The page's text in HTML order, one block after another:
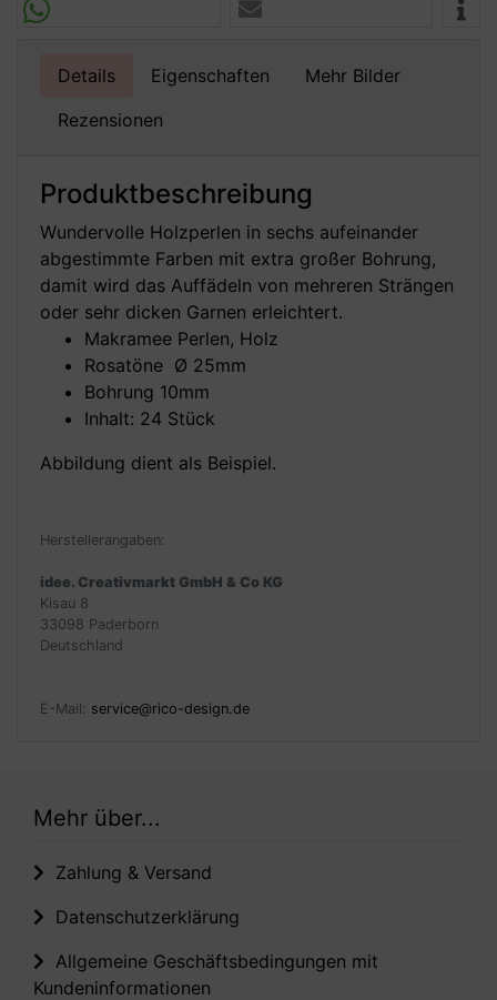
Details Eigenschaften
Mehr Bilder
Rezensionen
Produktbeschreibung
Wundervolle Holzperlen in sechs aufeinander
abgestimmte Farben mit extra großer Bohrung,
damit wird das Auffädeln von mehreren Strängen
oder sehr dicken Garnen erleichtert.
Makramee Perlen, Holz
Rosatöne Ø 25mm
Bohrung 10mm
Inhalt: 24 Stück
Abbildung dient als Beispiel.
Herstellerangaben:
idee. Creativmarkt GmbH & Co KG
Kisau 8
33098 Paderborn
Deutschland
E-Mail: service@rico-design.de
Mehr über...
Zahlung & Versand
Datenschutzerklärung
Allgemeine Geschäftsbedingungen mit
Kundeninformationen